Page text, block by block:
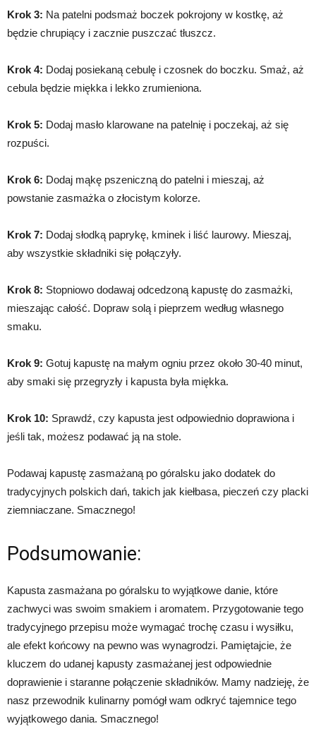
Krok 3: Na patelni podsmaż boczek pokrojony w kostkę, aż
będzie chrupiący i zacznie puszczać tłuszcz.
Krok 4: Dodaj posiekaną cebulę i czosnek do boczku. Smaż, aż
cebula będzie miękka i lekko zrumieniona.
Krok 5: Dodaj masło klarowane na patelnię i poczekaj, aż się
rozpuści.
Krok 6: Dodaj mąkę pszeniczną do patelni i mieszaj, aż
powstanie zasmażka o złocistym kolorze.
Krok 7: Dodaj słodką paprykę, kminek i liść laurowy. Mieszaj,
aby wszystkie składniki się połączyły.
Krok 8: Stopniowo dodawaj odcedzoną kapustę do zasmażki,
mieszając całość. Dopraw solą i pieprzem według własnego
smaku.
Krok 9: Gotuj kapustę na małym ogniu przez około 30-40 minut,
aby smaki się przegryzły i kapusta była miękka.
Krok 10: Sprawdź, czy kapusta jest odpowiednio doprawiona i
jeśli tak, możesz podawać ją na stole.
Podawaj kapustę zasmażaną po góralsku jako dodatek do
tradycyjnych polskich dań, takich jak kiełbasa, pieczeń czy placki
ziemniaczane. Smacznego!
Podsumowanie:
Kapusta zasmażana po góralsku to wyjątkowe danie, które
zachwyci was swoim smakiem i aromatem. Przygotowanie tego
tradycyjnego przepisu może wymagać trochę czasu i wysiłku,
ale efekt końcowy na pewno was wynagrodzi. Pamiętajcie, że
kluczem do udanej kapusty zasmażanej jest odpowiednie
doprawienie i staranne połączenie składników. Mamy nadzieję, że
nasz przewodnik kulinarny pomógł wam odkryć tajemnice tego
wyjątkowego dania. Smacznego!